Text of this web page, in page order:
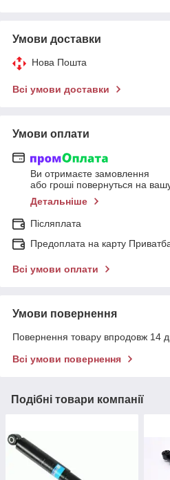
Умови доставки
Нова Пошта
Всі умови доставки
Умови оплати
Ви отримаєте замовлення
або гроші повернуться на
Детальніше
Післяплата
Предоплата на карту
Всі умови оплати
Умови повернення
Повернення товару впродовж 14
Всі умови повернення
Подібні товари компанії